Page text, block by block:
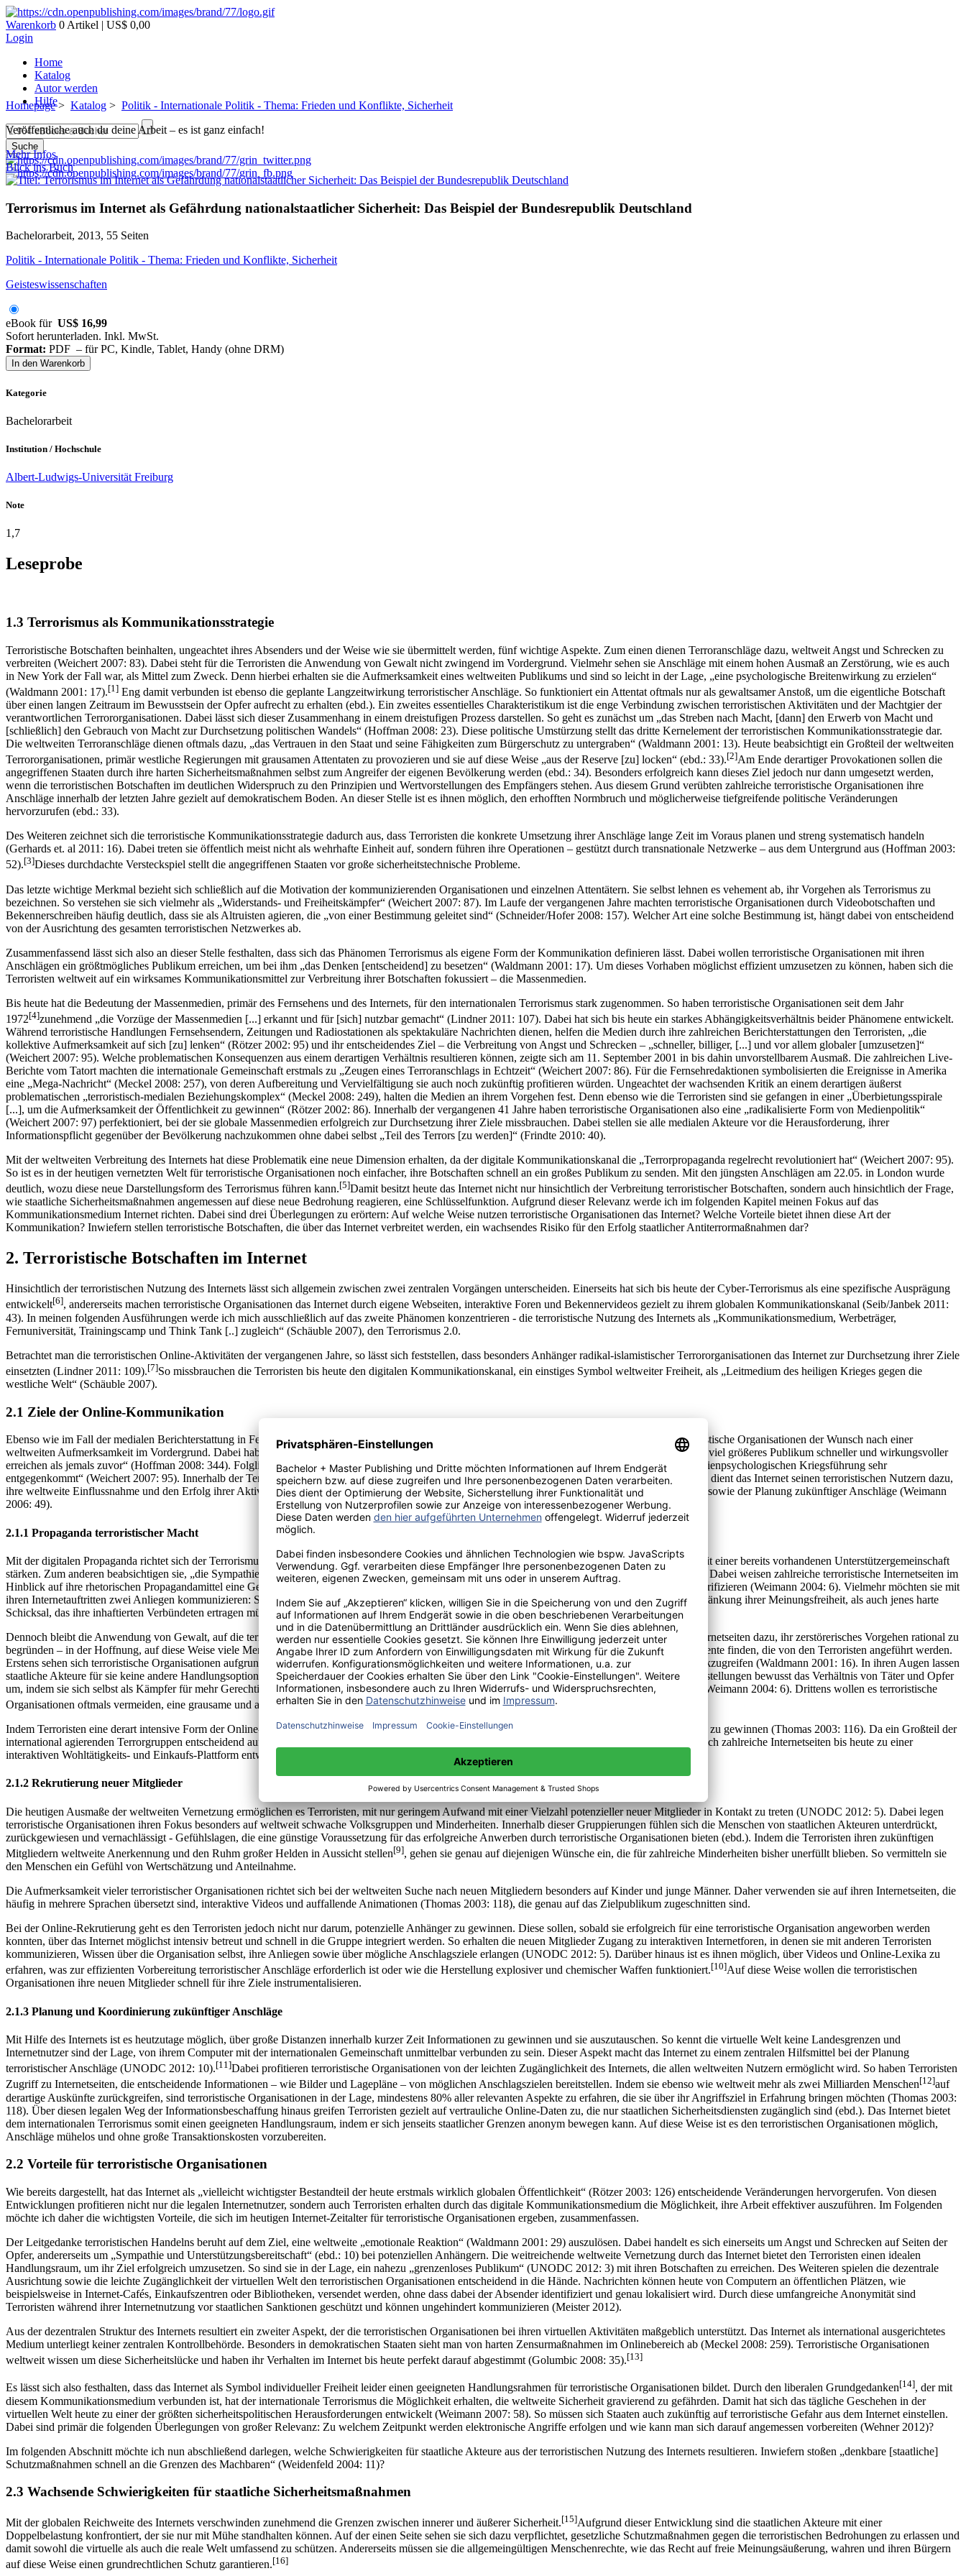
Warenkorb 0 Artikel | US$ 0,00
Login
Home
Katalog
Autor werden
Hilfe
Suche
Homepage> Katalog > Politik - Internationale Politik - Thema: Frieden und Konflikte, Sicherheit
Veröffentliche auch du deine Arbeit – es ist ganz einfach!
Mehr Infos
Blick ins Buch
Terrorismus im Internet als Gefährdung nationalstaatlicher Sicherheit: Das Beispiel der Bundesrepublik Deutschland
Bachelorarbeit, 2013, 55 Seiten
Politik - Internationale Politik - Thema: Frieden und Konflikte, Sicherheit
Geisteswissenschaften
eBook für US$ 16,99
Sofort herunterladen. Inkl. MwSt.
Format: PDF – für PC, Kindle, Tablet, Handy (ohne DRM)
In den Warenkorb
Kategorie
Bachelorarbeit
Institution / Hochschule
Albert-Ludwigs-Universität Freiburg
Note
1,7
Leseprobe
1.3 Terrorismus als Kommunikationsstrategie
Terroristische Botschaften beinhalten, ungeachtet ihres Absenders und der Weise wie sie übermittelt werden, fünf wichtige Aspekte. Zum einen dienen Terroranschläge dazu, weltweit Angst und Schrecken zu
verbreiten (Weichert 2007: 83). Dabei steht für die Terroristen die Anwendung von Gewalt nicht zwingend im Vordergrund. Vielmehr sehen sie Anschläge mit einem hohen Ausmaß an Zerstörung, wie es auch
in New York der Fall war, als Mittel zum Zweck. Denn hierbei erhalten sie die Aufmerksamkeit eines weltweiten Publikums und sind so leicht in der Lage, „eine psychologische Breitenwirkung zu erzielen“
(Waldmann 2001: 17).[1] Eng damit verbunden ist ebenso die geplante Langzeitwirkung terroristischer Anschläge. So funktioniert ein Attentat oftmals nur als gewaltsamer Anstoß, um die eigentliche Botschaft
über einen langen Zeitraum im Bewusstsein der Opfer aufrecht zu erhalten (ebd.). Ein zweites essentielles Charakteristikum ist die enge Verbindung zwischen terroristischen Aktivitäten und der Machtgier der
verantwortlichen Terrororganisationen. Dabei lässt sich dieser Zusammenhang in einem dreistufigen Prozess darstellen. So geht es zunächst um „das Streben nach Macht, [dann] den Erwerb von Macht und
[schließlich] den Gebrauch von Macht zur Durchsetzung politischen Wandels“ (Hoffman 2008: 23). Diese politische Umstürzung stellt das dritte Kernelement der terroristischen Kommunikationsstrategie dar.
Die weltweiten Terroranschläge dienen oftmals dazu, „das Vertrauen in den Staat und seine Fähigkeiten zum Bürgerschutz zu untergraben“ (Waldmann 2001: 13). Heute beabsichtigt ein Großteil der weltweiten
Terrororganisationen, primär westliche Regierungen mit grausamen Attentaten zu provozieren und sie auf diese Weise „aus der Reserve [zu] locken“ (ebd.: 33).[2]Am Ende derartiger Provokationen sollen die
angegriffenen Staaten durch ihre harten Sicherheitsmaßnahmen selbst zum Angreifer der eigenen Bevölkerung werden (ebd.: 34). Besonders erfolgreich kann dieses Ziel jedoch nur dann umgesetzt werden,
wenn die terroristischen Botschaften im deutlichen Widerspruch zu den Prinzipien und Wertvorstellungen des Empfängers stehen. Aus diesem Grund verübten zahlreiche terroristische Organisationen ihre
Anschläge innerhalb der letzten Jahre gezielt auf demokratischem Boden. An dieser Stelle ist es ihnen möglich, den erhofften Normbruch und möglicherweise tiefgreifende politische Veränderungen
hervorzurufen (ebd.: 33).
Des Weiteren zeichnet sich die terroristische Kommunikationsstrategie dadurch aus, dass Terroristen die konkrete Umsetzung ihrer Anschläge lange Zeit im Voraus planen und streng systematisch handeln
(Gerhards et. al 2011: 16). Dabei treten sie öffentlich meist nicht als wehrhafte Einheit auf, sondern führen ihre Operationen – gestützt durch transnationale Netzwerke – aus dem Untergrund aus (Hoffman 2003:
52).[3]Dieses durchdachte Versteckspiel stellt die angegriffenen Staaten vor große sicherheitstechnische Probleme.
Das letzte wichtige Merkmal bezieht sich schließlich auf die Motivation der kommunizierenden Organisationen und einzelnen Attentätern. Sie selbst lehnen es vehement ab, ihr Vorgehen als Terrorismus zu
bezeichnen. So verstehen sie sich vielmehr als „Widerstands- und Freiheitskämpfer“ (Weichert 2007: 87). Im Laufe der vergangenen Jahre machten terroristische Organisationen durch Videobotschaften und
Bekennerschreiben häufig deutlich, dass sie als Altruisten agieren, die „von einer Bestimmung geleitet sind“ (Schneider/Hofer 2008: 157). Welcher Art eine solche Bestimmung ist, hängt dabei von entscheidend
von der Ausrichtung des gesamten terroristischen Netzwerkes ab.
Zusammenfassend lässt sich also an dieser Stelle festhalten, dass sich das Phänomen Terrorismus als eigene Form der Kommunikation definieren lässt. Dabei wollen terroristische Organisationen mit ihren
Anschlägen ein größtmögliches Publikum erreichen, um bei ihm „das Denken [entscheidend] zu besetzen“ (Waldmann 2001: 17). Um dieses Vorhaben möglichst effizient umzusetzen zu können, haben sich die
Terroristen weltweit auf ein wirksames Kommunikationsmittel zur Verbreitung ihrer Botschaften fokussiert – die Massenmedien.
Bis heute hat die Bedeutung der Massenmedien, primär des Fernsehens und des Internets, für den internationalen Terrorismus stark zugenommen. So haben terroristische Organisationen seit dem Jahr
1972[4]zunehmend „die Vorzüge der Massenmedien [...] erkannt und für [sich] nutzbar gemacht“ (Lindner 2011: 107). Dabei hat sich bis heute ein starkes Abhängigkeitsverhältnis beider Phänomene entwickelt.
Während terroristische Handlungen Fernsehsendern, Zeitungen und Radiostationen als spektakuläre Nachrichten dienen, helfen die Medien durch ihre zahlreichen Berichterstattungen den Terroristen, „die
kollektive Aufmerksamkeit auf sich [zu] lenken“ (Rötzer 2002: 95) und ihr entscheidendes Ziel – die Verbreitung von Angst und Schrecken – „schneller, billiger, [...] und vor allem globaler [umzusetzen]“
(Weichert 2007: 95). Welche problematischen Konsequenzen aus einem derartigen Verhältnis resultieren können, zeigte sich am 11. September 2001 in bis dahin unvorstellbarem Ausmaß. Die zahlreichen Live-
Berichte vom Tatort machten die internationale Gemeinschaft erstmals zu „Zeugen eines Terroranschlags in Echtzeit“ (Weichert 2007: 86). Für die Fernsehredaktionen symbolisierten die Ereignisse in Amerika
eine „Mega-Nachricht“ (Meckel 2008: 257), von deren Aufbereitung und Vervielfältigung sie auch noch zukünftig profitieren würden. Ungeachtet der wachsenden Kritik an einem derartigen äußerst
problematischen „terroristisch-medialen Beziehungskomplex“ (Meckel 2008: 249), halten die Medien an ihrem Vorgehen fest. Denn ebenso wie die Terroristen sind sie gefangen in einer „Überbietungsspirale
[...], um die Aufmerksamkeit der Öffentlichkeit zu gewinnen“ (Rötzer 2002: 86). Innerhalb der vergangenen 41 Jahre haben terroristische Organisationen also eine „radikalisierte Form von Medienpolitik“
(Weichert 2007: 97) perfektioniert, bei der sie globale Massenmedien erfolgreich zur Durchsetzung ihrer Ziele missbrauchen. Dabei stellen sie alle medialen Akteure vor die Herausforderung, ihrer
Informationspflicht gegenüber der Bevölkerung nachzukommen ohne dabei selbst „Teil des Terrors [zu werden]“ (Frindte 2010: 40).
Mit der weltweiten Verbreitung des Internets hat diese Problematik eine neue Dimension erhalten, da der digitale Kommunikationskanal die „Terrorpropaganda regelrecht revo­lu­tio­niert hat“ (Weichert 2007: 95).
So ist es in der heutigen vernetzten Welt für terroristische Organisationen noch einfacher, ihre Botschaften schnell an ein großes Publikum zu senden. Mit den jüngsten Anschlägen am 22.05. in London wurde
deutlich, wozu diese neue Darstellungsform des Terrorismus führen kann.[5]Damit besitzt heute das Internet nicht nur hinsichtlich der Verbreitung terroristischer Botschaften, sondern auch hinsichtlich der Frage,
wie staatliche Sicherheitsmaßnahmen angemessen auf diese neue Bedrohung reagieren, eine Schlüsselfunktion. Aufgrund dieser Relevanz werde ich im folgenden Kapitel meinen Fokus auf das
Kommunikationsmedium Internet richten. Dabei sind drei Überlegungen zu erörtern: Auf welche Weise nutzen terroristische Organisationen das Internet? Welche Vorteile bietet ihnen diese Art der
Kommunikation? Inwiefern stellen terroristische Botschaften, die über das Internet verbreitet werden, ein wachsendes Risiko für den Erfolg staatlicher Antiterrormaßnahmen dar?
2. Terroristische Botschaften im Internet
Hinsichtlich der terroristischen Nutzung des Internets lässt sich allgemein zwischen zwei zentralen Vorgängen unterscheiden. Einerseits hat sich bis heute der Cyber-Terrorismus als eine spezifische Ausprägung
entwickelt[6], andererseits machen terroristische Organisationen das Internet durch eigene Webseiten, interaktive Foren und Bekennervideos gezielt zu ihrem globalen Kommunikationskanal (Seib/Janbek 2011:
43). In meinen folgenden Ausführungen werde ich mich ausschließlich auf das zweite Phänomen konzentrieren - die terroristische Nutzung des Internets als „Kommunikationsmedium, Werbeträger,
Fernuniversität, Trainingscamp und Think Tank [..] zugleich“ (Schäuble 2007), den Terrorismus 2.0.
Betrachtet man die terroristischen Online-Aktivitäten der vergangenen Jahre, so lässt sich feststellen, dass besonders Anhänger radikal-islamistischer Terrororganisationen das Internet zur Durchsetzung ihrer Ziele
einsetzten (Lindner 2011: 109).[7]So missbrauchen die Terroristen bis heute den digitalen Kommunikationskanal, ein einstiges Symbol weltweiter Freiheit, als „Leitmedium des heiligen Krieges gegen die
westliche Welt“ (Schäuble 2007).
2.1 Ziele der Online-Kommunikation
Ebenso wie im Fall der medialen Berichterstattung in Fernsehen, Radio und den Printmedien steht auch bei der aktiven Nutzung des Internets durch terroristische Organisationen der Wunsch nach einer
weltweiten Aufmerksamkeit im Vordergrund. Dabei haben die Terroristen erkannt, dass sie angesichts der gegenwärtig zunehmenden Vernetzung „ein sehr viel größeres Publikum schneller und wirkungsvoller
erreichen als jemals zuvor“ (Hoffman 2008: 344). Folglich haben die terroristischen Organisationen ein Kommunikationsmedium gefunden, „das ihrer medienpsychologischen Kriegsführung sehr
entgegenkommt“ (Weichert 2007: 95). Innerhalb der Terrorismusforschung schreibt man dieser Kriegsführung im Internet wesentliche Zielgedanken zu. So dient das Internet seinen terroristischen Nutzern dazu,
ihre weltweite Einflussnahme und den Erfolg ihrer Aktivitäten zu propagieren, Sympathisanten zu gewinnen und so neue Mitglieder rekrutieren zu können sowie der Planung zukünftiger Anschläge (Weimann
2006: 49).
2.1.1 Propaganda terroristischer Macht
Mit der digitalen Propaganda richtet sich der Terrorismus an zwei Zuschauergruppen. Zum einen möchten terroristische Organisationen die Entschlossenheit einer bereits vorhandenen Unterstützergemeinschaft
stärken. Zum anderen beabsichtigen sie, „die Sympathie und Unterstützung eines noch unentschlossenen Publikums [zu] gewinnen“ (Hoffman 2008: 307). Dabei weisen zahlreiche terroristische Internetseiten im
Hinblick auf ihre rhetorischen Propagandamittel eine Gemeinsamkeit auf. So vermeiden es die Terroristen weitgehend, ihre gewaltsamen Aktivitäten zu glorifizieren (Weimann 2004: 6). Vielmehr möchten sie mit
ihren Internetauftritten zwei Anliegen kommunizieren: Sowohl die erfahrene Unterdrückung von staatlicher Seite und damit verbunden die massive Einschränkung ihrer Meinungsfreiheit, als auch jenes harte
Schicksal, das ihre inhaftierten Verbündeten ertragen müssen (ebd.).
Dennoch bleibt die Anwendung von Gewalt, auf die terroristische Organisationen häufig angewiesen sind, nicht unerwähnt. So nutzen Terroristen ihre Internetseiten dazu, ihr zerstörerisches Vorgehen rational zu
begründen – in der Hoffnung, auf diese Weise viele Menschen von der Richtigkeit ihrer Handlungen überzeugen zu können. Dabei lassen sich drei Argumente finden, die von den Terroristen angeführt werden.
Erstens sehen sich terroristische Organisationen aufgrund ihrer schwachen Position gezwungen, auf gewaltsame Attentate als Kommunikationsmittel zurückzugreifen (Waldmann 2001: 16). In ihren Augen lassen
staatliche Akteure für sie keine andere Handlungsoption zu, um auf ihre Anliegen aufmerksam zu machen. Zweitens kehren Terroristen innerhalb ihrer Darstellungen bewusst das Verhältnis von Täter und Opfer
um, indem sie sich selbst als Kämpfer für mehr Gerechtigkeit darstellen, während ihre Gegner als Unterdrücker und grausame Gegner bezeichnet werden (Weimann 2004: 6). Drittens wollen es terroristische
Organisationen oftmals vermeiden, eine grausame und aggressive Rhetorik zu verwenden, durch die sie mögliche Interessenten abschrecken könnten.
Indem Terroristen eine derart intensive Form der Online-Propaganda betreiben, hoffen sie darüber hinaus, finanzielle Unterstützung für ihre Organisationen zu gewinnen (Thomas 2003: 116). Da ein Großteil der
international agierenden Terrorgruppen entscheidend auf Spenden ihrer Sympathisanten sowie den Verkaufserlös eigener Produkte angewiesen ist, haben sich zahlreiche Internetseiten bis heute zu einer
interaktiven Wohltätigkeits- und Einkaufs-Plattform entwickelt (Weimann 2004: 7).
2.1.2 Rekrutierung neuer Mitglieder
Die heutigen Ausmaße der weltweiten Vernetzung ermöglichen es Terroristen, mit nur geringem Aufwand mit einer Vielzahl potenzieller neuer Mitglieder in Kontakt zu treten (UNODC 2012: 5). Dabei legen
terroristische Organisationen ihren Fokus besonders auf weltweit schwache Volksgruppen und Minderheiten. Innerhalb dieser Gruppierungen fühlen sich die Menschen von staatlichen Akteuren unterdrückt,
zurückgewiesen und vernachlässigt - Gefühlslagen, die eine günstige Voraussetzung für das erfolgreiche Anwerben durch terroristische Organisationen bieten (ebd.). Indem die Terroristen ihren zukünftigen
Mitgliedern weltweite Anerkennung und den Ruhm großer Helden in Aussicht stellen[9], gehen sie genau auf diejenigen Wünsche ein, die für zahlreiche Minderheiten bisher unerfüllt blieben. So vermitteln sie
den Menschen ein Gefühl von Wertschätzung und Anteilnahme.
Die Aufmerksamkeit vieler terroristischer Organisationen richtet sich bei der weltweiten Suche nach neuen Mitgliedern besonders auf Kinder und junge Männer. Daher verwenden sie auf ihren Internetseiten, die
häufig in mehrere Sprachen übersetzt sind, interaktive Videos und auffallende Animationen (Thomas 2003: 118), die genau auf das Zielpublikum zugeschnitten sind.
Bei der Online-Rekrutierung geht es den Terroristen jedoch nicht nur darum, potenzielle Anhänger zu gewinnen. Diese sollen, sobald sie erfolgreich für eine terroristische Organisation angeworben werden
konnten, über das Internet möglichst intensiv betreut und schnell in die Gruppe integriert werden. So erhalten die neuen Mitglieder Zugang zu interaktiven Internetforen, in denen sie mit anderen Terroristen
kommunizieren, Wissen über die Organisation selbst, ihre Anliegen sowie über mögliche Anschlagsziele erlangen (UNODC 2012: 5). Darüber hinaus ist es ihnen möglich, über Videos und Online-Lexika zu
erfahren, was zur effizienten Vorbereitung terroristischer Anschläge erforderlich ist oder wie die Herstellung explosiver und chemischer Waffen funktioniert.[10]Auf diese Weise wollen die terroristischen
Organisationen ihre neuen Mitglieder schnell für ihre Ziele instrumentalisieren.
2.1.3 Planung und Koordinierung zukünftiger Anschläge
Mit Hilfe des Internets ist es heutzutage möglich, über große Distanzen innerhalb kurzer Zeit Informationen zu gewinnen und sie auszutauschen. So kennt die virtuelle Welt keine Landesgrenzen und
Internetnutzer sind der Lage, von ihrem Computer mit der internationalen Gemeinschaft unmittelbar verbunden zu sein. Dieser Aspekt macht das Internet zu einem zentralen Hilfsmittel bei der Planung
terroristischer Anschläge (UNODC 2012: 10).[11]Dabei profitieren terroristische Organisationen von der leichten Zugänglichkeit des Internets, die allen weltweiten Nutzern ermöglicht wird. So haben Terroristen
Zugriff zu Internetseiten, die entscheidende Informationen – wie Bilder und Lagepläne – von möglichen Anschlagszielen bereitstellen. Indem sie ebenso wie weltweit mehr als zwei Milliarden Menschen[12]auf
derartige Auskünfte zurückgreifen, sind terroristische Organisationen in der Lage, mindestens 80% aller relevanten Aspekte zu erfahren, die sie über ihr Angriffsziel in Erfahrung bringen möchten (Thomas 2003:
118). Über diesen legalen Weg der Informationsbeschaffung hinaus greifen Terroristen gezielt auf vertrauliche Online-Daten zu, die nur staatlichen Sicherheitsdiensten zugänglich sind (ebd.). Das Internet bietet
dem internationalen Terrorismus somit einen geeigneten Handlungsraum, indem er sich jenseits staatlicher Grenzen anonym bewegen kann. Auf diese Weise ist es den terroristischen Organisationen möglich,
Anschläge mühelos und ohne große Transaktionskosten vorzubereiten.
2.2 Vorteile für terroristische Organisationen
Wie bereits dargestellt, hat das Internet als „vielleicht wichtigster Bestandteil der heute erstmals wirklich globalen Öffentlichkeit“ (Rötzer 2003: 126) entscheidende Veränderungen hervorgerufen. Von diesen
Entwicklungen profitieren nicht nur die legalen Internetnutzer, sondern auch Terroristen erhalten durch das digitale Kommunikationsmedium die Möglichkeit, ihre Arbeit effektiver auszuführen. Im Folgenden
möchte ich daher die wichtigsten Vorteile, die sich im heutigen Internet-Zeitalter für terroristische Organisationen ergeben, zusammenfassen.
Der Leitgedanke terroristischen Handelns beruht auf dem Ziel, eine weltweite „emotionale Reaktion“ (Waldmann 2001: 29) auszulösen. Dabei handelt es sich einerseits um Angst und Schrecken auf Seiten der
Opfer, andererseits um „Sympathie und Unterstützungsbereitschaft“ (ebd.: 10) bei potenziellen Anhängern. Die weitreichende weltweite Vernetzung durch das Internet bietet den Terroristen einen idealen
Handlungsraum, um ihr Ziel erfolgreich umzusetzen. So sind sie in der Lage, ein nahezu „grenzenloses Publikum“ (UNODC 2012: 3) mit ihren Botschaften zu erreichen. Des Weiteren spielen die dezentrale
Ausrichtung sowie die leichte Zugänglichkeit der virtuellen Welt den terroristischen Organisationen entscheidend in die Hände. Nachrichten können heute von Computern an öffentlichen Plätzen, wie
beispielsweise in Internet-Cafés, Einkaufszentren oder Bibliotheken, versendet werden, ohne dass dabei der Absender identifiziert und genau lokalisiert wird. Durch diese umfangreiche Anonymität sind
Terroristen während ihrer Internetnutzung vor staatlichen Sanktionen geschützt und können ungehindert kommunizieren (Meister 2012).
Aus der dezentralen Struktur des Internets resultiert ein zweiter Aspekt, der die terroristischen Organisationen bei ihren virtuellen Aktivitäten maßgeblich unterstützt. Das Internet als international ausgerichtetes
Medium unterliegt keiner zentralen Kontrollbehörde. Besonders in demokratischen Staaten sieht man von harten Zensurmaßnahmen im Onlinebereich ab (Meckel 2008: 259). Terroristische Organisationen
weltweit wissen um diese Sicherheitslücke und haben ihr Verhalten im Internet bis heute perfekt darauf abgestimmt (Golumbic 2008: 35).[13]
Es lässt sich also festhalten, dass das Internet als Symbol individueller Freiheit leider einen geeigneten Handlungsrahmen für terroristische Organisationen bildet. Durch den liberalen Grundgedanken[14], der mit
diesem Kommunikationsmedium verbunden ist, hat der internationale Terrorismus die Möglichkeit erhalten, die weltweite Sicherheit gravierend zu gefährden. Damit hat sich das tägliche Geschehen in der
virtuellen Welt heute zu einer der größten sicherheitspolitischen Herausforderungen entwickelt (Weimann 2007: 58). So müssen sich Staaten auch zukünftig auf terroristische Gefahr aus dem Internet einstellen.
Dabei sind primär die folgenden Überlegungen von großer Relevanz: Zu welchem Zeitpunkt werden elektronische Angriffe erfolgen und wie kann man sich darauf angemessen vorbereiten (Wehner 2012)?
Im folgenden Abschnitt möchte ich nun abschließend darlegen, welche Schwierigkeiten für staatliche Akteure aus der terroristischen Nutzung des Internets resultieren. Inwiefern stoßen „denkbare [staatliche]
Schutzmaßnahmen schnell an die Grenzen des Machbaren“ (Weidenfeld 2004: 11)?
2.3 Wachsende Schwierigkeiten für staatliche Sicherheitsmaßnahmen
Mit der globalen Reichweite des Internets verschwinden zunehmend die Grenzen zwischen innerer und äußerer Sicherheit.[15]Aufgrund dieser Entwicklung sind die staatlichen Akteure mit einer
Doppelbelastung konfrontiert, der sie nur mit Mühe standhalten können. Auf der einen Seite sehen sie sich dazu verpflichtet, gesetzliche Schutzmaßnahmen gegen die terroristischen Bedrohungen zu erlassen und
damit sowohl die virtuelle als auch die reale Welt umfassend zu schützen. Andererseits müssen sie die allgemeingültigen Menschenrechte, wie das Recht auf freie Meinungsäußerung, wahren und ihren Bürgern
auf diese Weise einen grundrechtlichen Schutz garantieren.[16]